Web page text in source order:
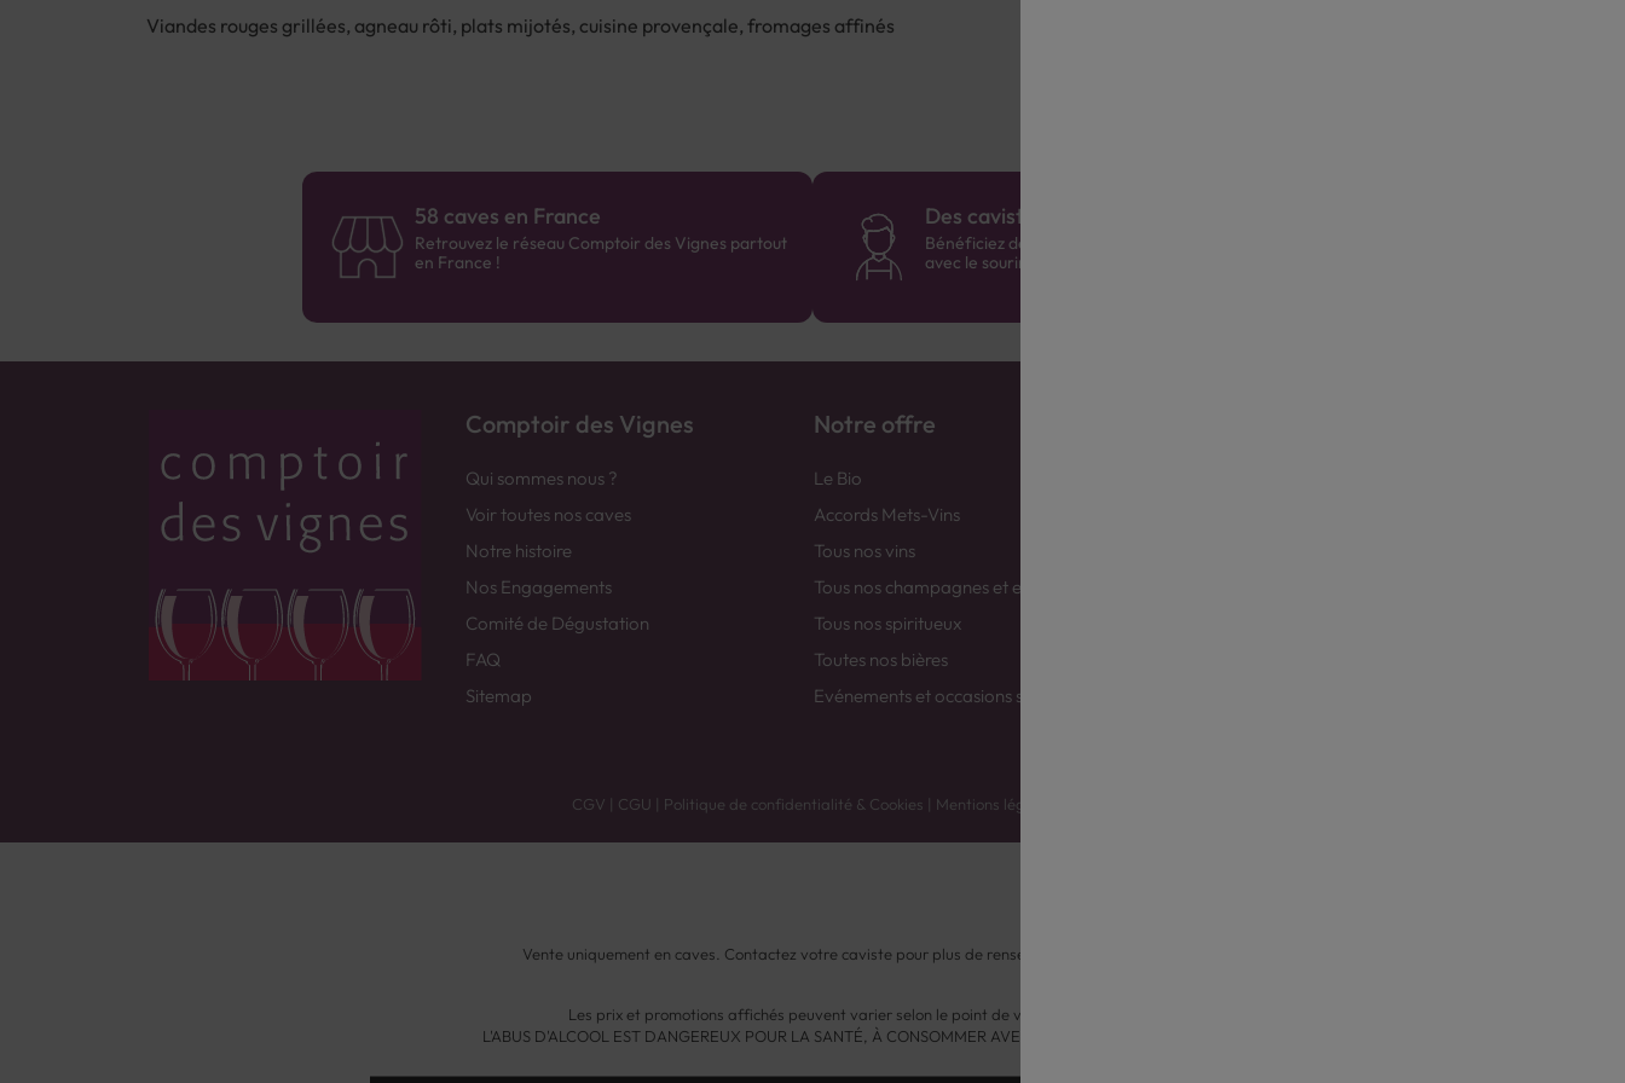
Viandes rouges grillées, agneau rôti, plats mijotés, cuisine provençale, fromages affinés
58 caves en France
Retrouvez le réseau Comptoir des Vignes partout
en France !
Des cavistes à votre écoute
Bénéficiez de conseils sur-mesure et repartez
avec le sourire :)
Comptoir des Vignes
Qui sommes nous ?
Voir toutes nos caves
Notre histoire
Nos Engagements
Comité de Dégustation
FAQ
Sitemap
Notre offre
Le Bio
Accords Mets-Vins
Tous nos vins
Tous nos champagnes et efferverscents
Tous nos spiritueux
Toutes nos bières
Evénements et occasions spéciales
CGV | CGU | Politique de confidentialité & Cookies | Mentions légales
Vente uniquement en caves. Contactez votre caviste pour plus de renseignements.
Les prix et promotions affichés peuvent varier selon le point de vente.
L'ABUS D'ALCOOL EST DANGEREUX POUR LA SANTÉ, À CONSOMMER AVEC MODÉRATION.